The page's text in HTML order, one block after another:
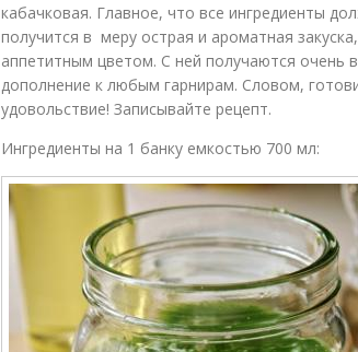
кабачковая. Главное, что все ингредиенты
получится в меру острая и ароматная
аппетитным цветом. С ней получаются очень
дополнение к любым гарнирам. Словом,
удовольствие! Записывайте рецепт.
Ингредиенты на 1 банку емкостью 700 мл: